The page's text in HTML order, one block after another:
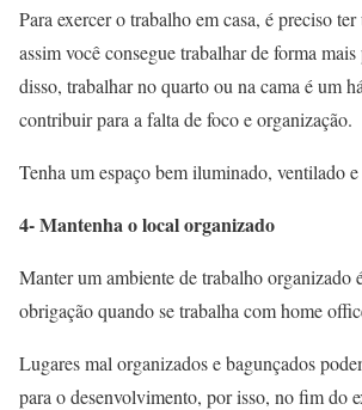
Para exercer o trabalho em casa, é preciso
assim você consegue trabalhar de forma
disso, trabalhar no quarto ou na cama é um
contribuir para a falta de foco e organização.
Tenha um espaço bem iluminado, ventilado
4- Mantenha o local organizado
Manter um ambiente de trabalho organizado
obrigação quando se trabalha com home
Lugares mal organizados e bagunçados
para o desenvolvimento, por isso, no fim do